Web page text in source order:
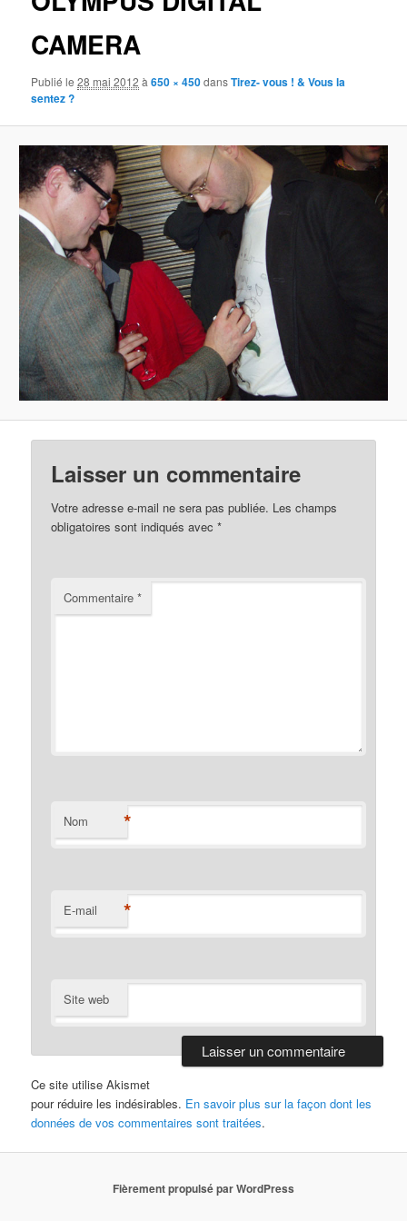
CAMERA
Publié le28 mai 2012 à650 × 450dansTirez- vous ! & Vous la
sentez ?
Laisser un commentaire
Votre adresse e-mail ne sera pas publiée. Les champs
obligatoires sont indiqués avec*
Commentaire*
Nom *
E-mail *
Site web
Ce site utilise Akismet
pour réduire les indésirables. En savoir plus sur la façon dont les
données de vos commentaires sont traitées.
Fièrement propulsé par WordPress